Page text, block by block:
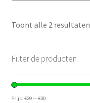
Toont alle 2 resultaten
Filter de producten
Prijs: €29— €30